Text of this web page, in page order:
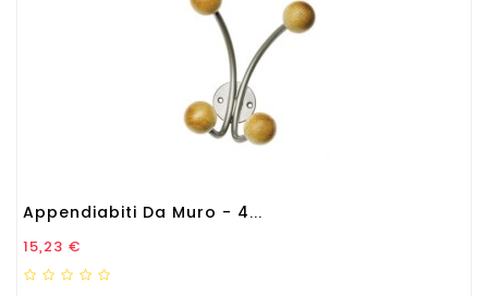
Appendiabiti Da Muro - 4...
Prezzo
15,23 €